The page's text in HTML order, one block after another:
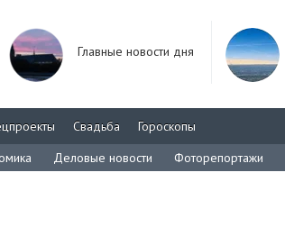
Главные новости дня
Свадьба
Гороскопы
Деловые новости Фоторепортажи